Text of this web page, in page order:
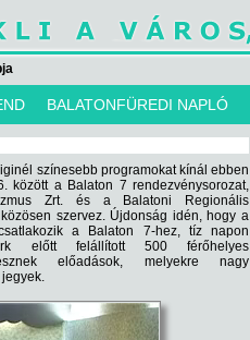
BALATONFÜREDI NAPLÓ
színesebb programokat kínál ebben
között a Balaton 7 rendezvénysorozat,
Zrt. és a Balatoni Regionális
szervez. Újdonság idén, hogy a
a Balaton 7-hez, tíz napon
előtt felállított 500 férőhelyes
előadások, melyekre nagy